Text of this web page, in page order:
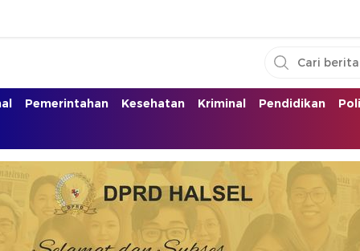
Pemerintahan Kesehatan Kriminal Pendidikan